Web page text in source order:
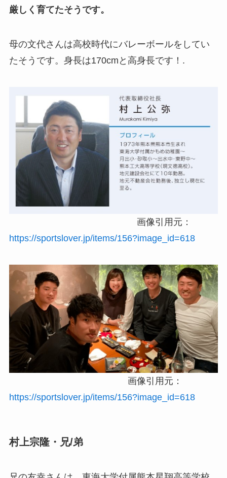
厳しく育てたそうです。
母の文代さんは高校時代にバレーボールをしてい
たそうです。身長は170cmと高身長です！.
画像引用元：
https://sportslover.jp/items/156?image_id=618
画像引用元：
https://sportslover.jp/items/156?image_id=618
村上宗隆・兄/弟